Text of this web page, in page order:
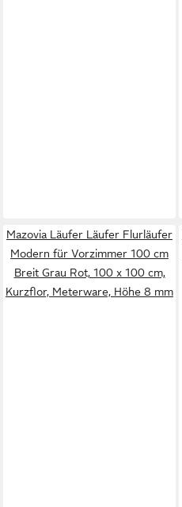
Mazovia Läufer Läufer Flurläufer
Modern für Vorzimmer 100 cm
Breit Grau Rot, 100 x 100 cm,
Kurzflor, Meterware, Höhe 8 mm